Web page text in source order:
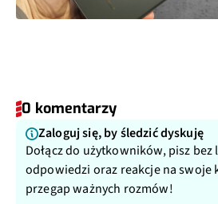
0 komentarzy
Zaloguj się, by śledzić dyskuję
Dołącz do użytkowników, pisz
odpowiedzi oraz reakcje na swoje
przegap ważnych rozmów!